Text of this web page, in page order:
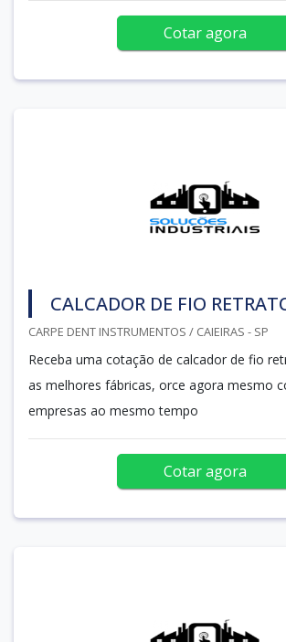
Cotar agora
CALCADOR DE FIO
CARPE DENT INSTRUMENTOS / CAIEIRAS - SP
Receba uma cotação de calcador de fio
as melhores fábricas, orce agora mesmo
empresas ao mesmo tempo
Cotar agora